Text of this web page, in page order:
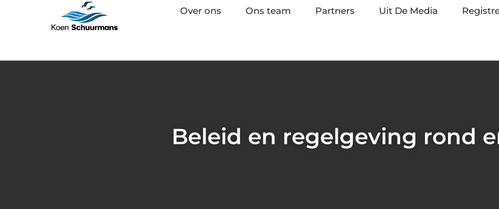
Over ons Ons team Partners Uit De Media
Beleid en regelgeving rond